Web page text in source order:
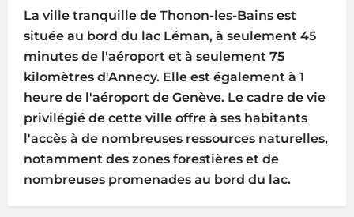
La ville tranquille de Thonon-les-Bains est
située au bord du lac Léman, à seulement 45
minutes de l'aéroport et à seulement 75
kilomètres d'Annecy. Elle est également à 1
heure de l'aéroport de Genève. Le cadre de vie
privilégié de cette ville offre à ses habitants
l'accès à de nombreuses ressources naturelles,
notamment des zones forestières et de
nombreuses promenades au bord du lac.